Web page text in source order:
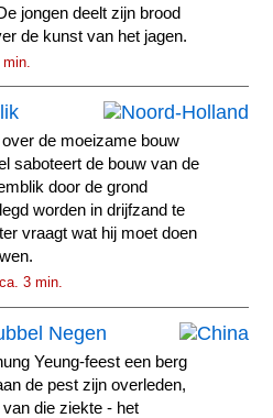
jongen deelt zijn brood
de kunst van het jagen.
de moeizame bouw
saboteert de bouw van de
door de grond
worden in drijfzand te
vraagt wat hij moet doen
3 min.
Negen
Yeung-feest een berg
de pest zijn overleden,
die ziekte - het